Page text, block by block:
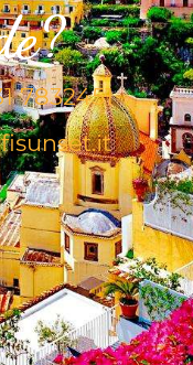
7832451